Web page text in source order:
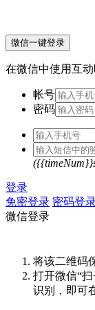
微信一键登录
在微信中使用互
帐号
密码
登录
免密登录 密码登
微信登录
将该二维码
打开微信“
识别，即可